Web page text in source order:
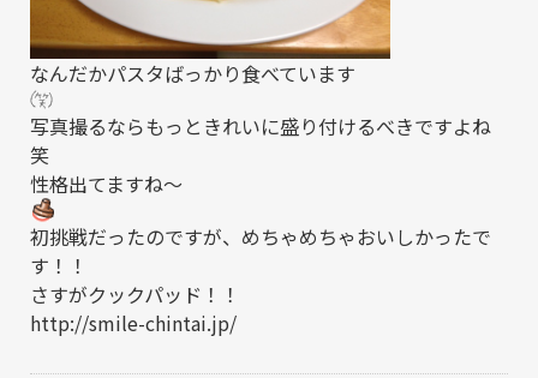
なんだかパスタばっかり食べています
写真撮るならもっときれいに盛り付けるべきですよね
笑
性格出てますね～
初挑戦だったのですが、めちゃめちゃおいしかったで
す！！
さすがクックパッド！！
http://smile-chintai.jp/